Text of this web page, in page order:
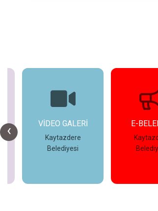
‹ E-BELEDİYE
Kaytazdere
Belediyesi